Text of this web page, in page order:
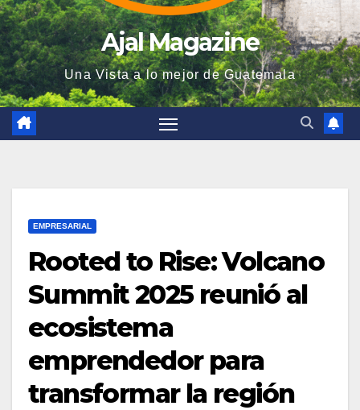
Ajal Magazine
Una Vista a lo mejor de Guatemala
EMPRESARIAL
Rooted to Rise: Volcano
Summit 2025 reunió al
ecosistema
emprendedor para
transformar la región